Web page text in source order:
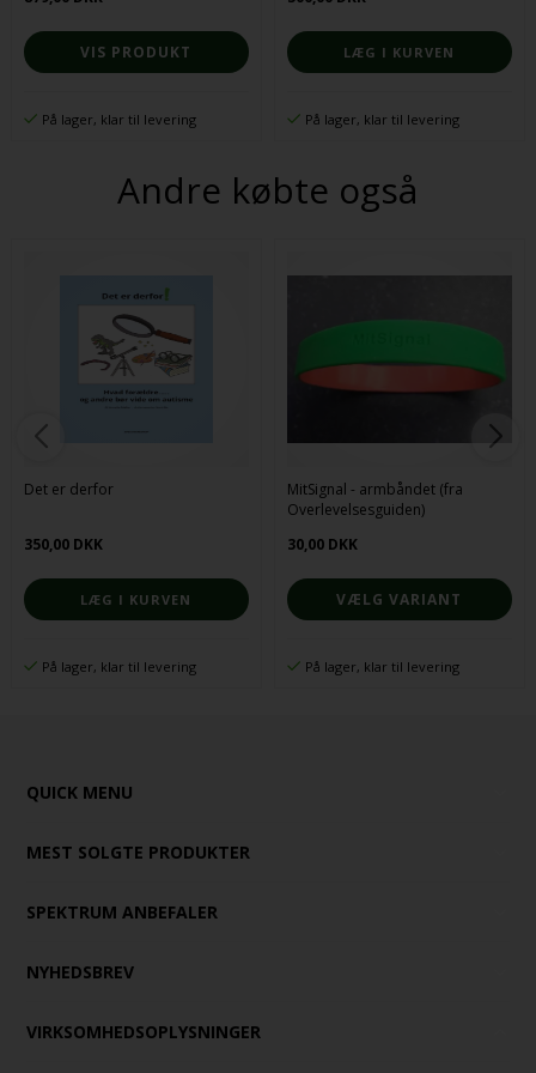
VIS PRODUKT
På lager, klar til levering På lager, klar til levering
Andre købte også
Det er derfor
350,00 DKK
På lager, klar til levering
MitSignal - armbåndet (fra
Overlevelsesguiden)
30,00 DKK
VÆLG VARIANT
På lager, klar til levering
QUICK MENU
MEST SOLGTE PRODUKTER
SPEKTRUM ANBEFALER
NYHEDSBREV
VIRKSOMHEDSOPLYSNINGER